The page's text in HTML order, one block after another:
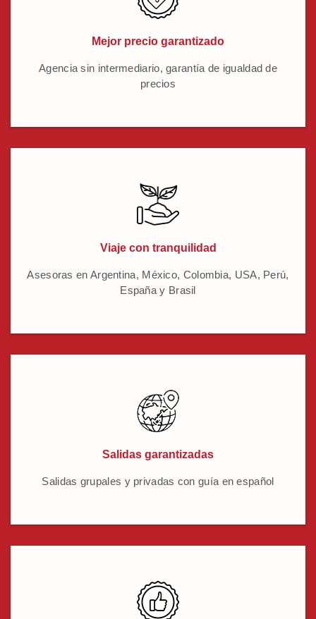
Mejor precio garantizado
Agencia sin intermediario, garantía de igualdad de
precios
Viaje con tranquilidad
Asesoras en Argentina, México, Colombia, USA, Perú,
España y Brasil
Salidas garantizadas
Salidas grupales y privadas con guía en español